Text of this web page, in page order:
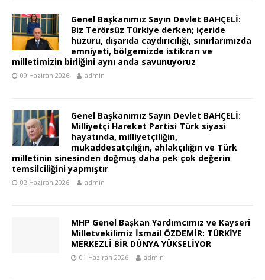
Genel Başkanımız Sayın Devlet BAHÇELİ:
Biz Terörsüz Türkiye derken; içeride
huzuru, dışarıda caydırıcılığı, sınırlarımızda
emniyeti, bölgemizde istikrarı ve
milletimizin birliğini aynı anda savunuyoruz
09 Haziran 2026 admin
Genel Başkanımız Sayın Devlet BAHÇELİ:
Milliyetçi Hareket Partisi Türk siyasi
hayatında, milliyetçiliğin,
mukaddesatçılığın, ahlakçılığın ve Türk
milletinin sinesinden doğmuş daha pek çok değerin
temsilciliğini yapmıştır
02 Haziran 2026 admin
MHP Genel Başkan Yardımcımız ve Kayseri
Milletvekilimiz İsmail ÖZDEMİR: TÜRKİYE
MERKEZLİ BİR DÜNYA YÜKSELİYOR
01 Haziran 2026 admin